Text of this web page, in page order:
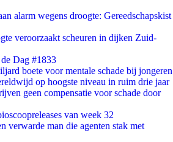
alarm wegens droogte: Gereedschapskist
veroorzaakt scheuren in dijken Zuid-
Dag #1833
boete voor mentale schade bij jongeren
op hoogste niveau in ruim drie jaar
geen compensatie voor schade door
van week 32
verwarde man die agenten stak met